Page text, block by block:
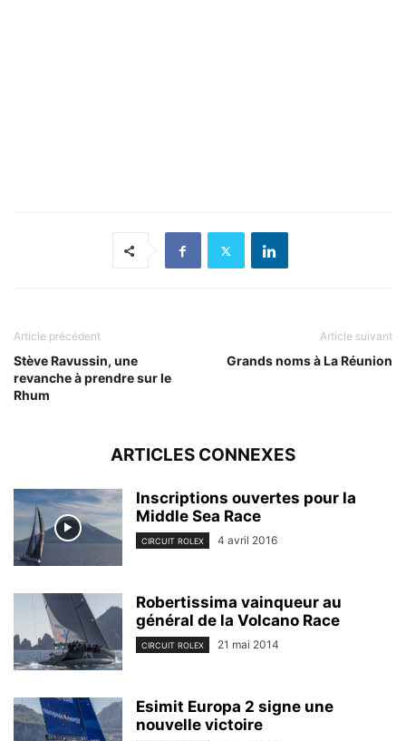
Article précédent
Stève Ravussin, une
revanche à prendre sur le
Rhum
Article suivant
Grands noms à La Réunion
ARTICLES CONNEXES
Inscriptions ouvertes pour la
Middle Sea Race
CIRCUIT ROLEX 4 avril 2016
Robertissima vainqueur au
général de la Volcano Race
CIRCUIT ROLEX 21 mai 2014
Esimit Europa 2 signe une
nouvelle victoire